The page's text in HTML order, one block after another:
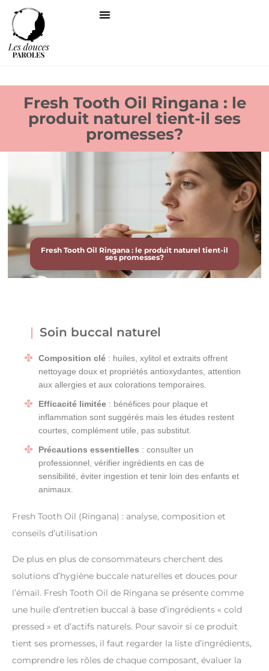
Fresh Tooth Oil Ringana : le
produit naturel tient-il ses
promesses?
Fresh Tooth Oil Ringana : le produit naturel tient-il
ses promesses?
Soin buccal naturel
Composition clé : huiles, xylitol et extraits offrent
nettoyage doux et propriétés antioxydantes, attention
aux allergies et aux colorations temporaires.
Efficacité limitée : bénéfices pour plaque et
inflammation sont suggérés mais les études restent
courtes, complément utile, pas substitut.
Précautions essentielles : consulter un
professionnel, vérifier ingrédients en cas de
sensibilité, éviter ingestion et tenir loin des enfants et
animaux.
Fresh Tooth Oil (Ringana) : analyse, composition et
conseils d’utilisation
De plus en plus de consommateurs cherchent des
solutions d’hygiène buccale naturelles et douces pour
l’émail. Fresh Tooth Oil de Ringana se présente comme
une huile d’entretien buccal à base d’ingrédients « cold
pressed » et d’actifs naturels. Pour savoir si ce produit
tient ses promesses, il faut regarder la liste d’ingrédients,
comprendre les rôles de chaque composant, évaluer la